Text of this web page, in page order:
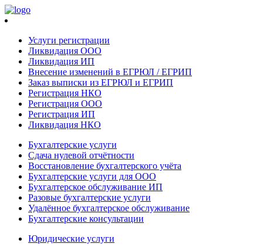
Услуги регистрации
Ликвидация ООО
Ликвидация ИП
Внесение изменений в ЕГРЮЛ / ЕГРИП
Заказ выписки из ЕГРЮЛ и ЕГРИП
Регистрация НКО
Регистрация ООО
Регистрация ИП
Ликвидация НКО
Бухгалтерские услуги
Сдача нулевой отчётности
Восстановление бухгалтерского учёта
Бухгалтерские услуги для ООО
Бухгалтерское обслуживание ИП
Разовые бухгалтерские услуги
Удалённое бухгалтерское обслуживание
Бухгалтерские консультации
Юридические услуги